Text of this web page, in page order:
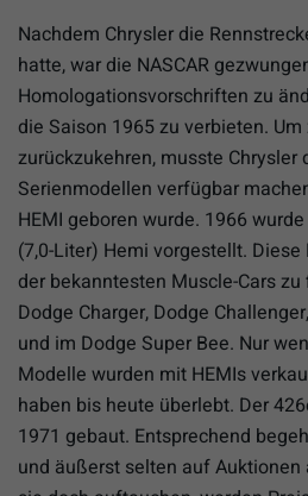
Nachdem Chrysler die
hatte, war die NASCAR
Homologationsvorschriften zu
die Saison 1965 zu verbieten.
zurückzukehren, musste Chrysler
Serienmodellen verfügbar
HEMI geboren wurde. 1966
(7,0-Liter) Hemi vorgestellt.
der bekanntesten Muscle-Cars
Dodge Charger, Dodge
und im Dodge Super Bee. Nur
Modelle wurden mit HEMIs
haben bis heute überlebt. Der
1971 gebaut. Entsprechend
und äußerst selten auf